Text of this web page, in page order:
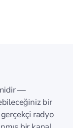
—
bir
radyo